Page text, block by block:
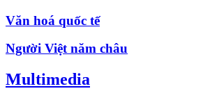
Văn hoá quốc tế
Người Việt năm châu
Multimedia